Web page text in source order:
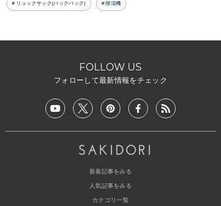
リュックサック(バックパック) 除湿機
FOLLOW US
フォローして最新情報をチェック
新着記事をみる
人気記事をみる
カテゴリ一覧